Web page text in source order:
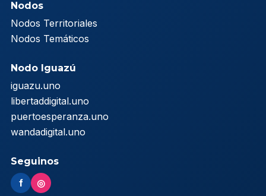
Nodos
Nodos Territoriales
Nodos Temáticos
Nodo Iguazú
iguazu.uno
libertaddigital.uno
puertoesperanza.uno
wandadigital.uno
Seguinos
f ◎